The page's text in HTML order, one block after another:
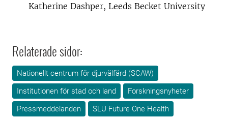
Katherine Dashper, Leeds Becket University
Relaterade sidor:
Nationellt centrum för djurvälfärd (SCAW)
Institutionen för stad och land
Forskningsnyheter
Pressmeddelanden
SLU Future One Health